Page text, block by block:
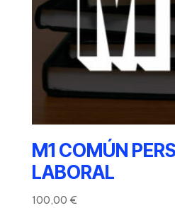
M1 COMÚN
LABORAL
100,00 €